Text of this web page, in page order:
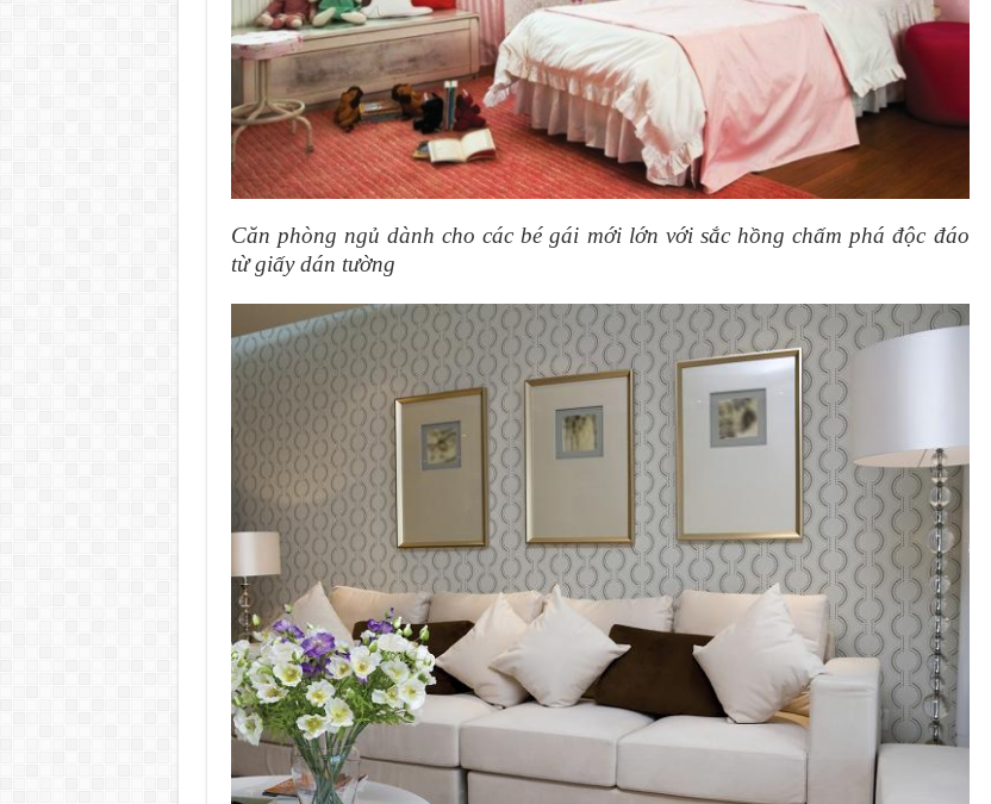
Căn phòng ngủ dành cho các bé gái mới lớn với sắc hồng chấm phá độc đáo
từ giấy dán tường